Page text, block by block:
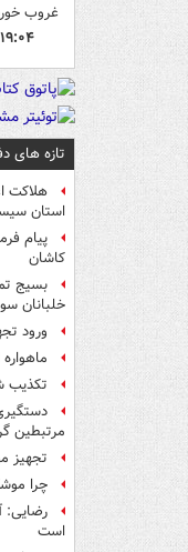
غروب
۱۹:۰۴
تازه های
هلاکت
استان
پیام
کاشان
بسیج
خلبانان سوخو ۲۴
ورود
تکذیب
مرتبطین
تجهیز
چرا
است